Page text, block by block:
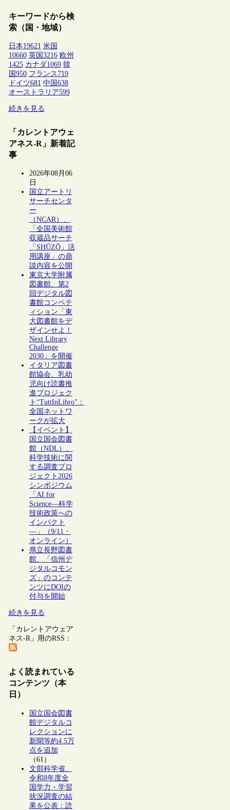
キーワードから検
索（国・地域）
日本19621 米国
10660 英国 3216 欧州
1425 カナダ1069 韓
国 950 フランス 719
ドイツ681 中国 638
オーストラリア599
続きを見る
「カレントアウェ
アネス-R」新着記
事
2026年08月06
日
国立アートリ
サーチセンタ
ー
（NCAR）、
「全国美術館
収蔵品サーチ
「SHŪZŌ」活
用講座」の鼎
談内容を公開
東京大学附属
図書館、第2
回デジタル図
書館コンペテ
ィション「東
大図書館をデ
ザインせよ！
Next Library
Challenge
2030」を開催
イタリア図書
館協会、乳幼
児向け読書推
進プロジェク
ト“TuttInLibro”：
全国ネットワ
ークが拡大
【イベント】
国立国会図書
館（NDL）、
科学技術に関
する調査プロ
ジェクト2026
シンポジウム
「AI for
Science―科学
技術政策への
インパクト
―」（9/11・
オンライン）
県立長野図書
館、「信州デ
ジタルコモン
ズ」のコンテ
ンツにDOIの
付与を開始
続きを見る
「カレントアウェア
ネス-R」用のRSS：
よく読まれている
コンテンツ（本
日）
国立国会図書
館デジタルコ
レクションに
新聞等約4.5万
点を追加
（61）
文部科学省、
令和8年度全
国学力・学習
状況調査の結
果を公表：読